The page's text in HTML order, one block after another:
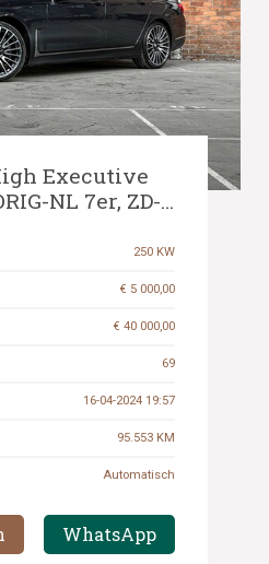
Executive
NL 7er, ZD-
250 KW
€ 5 000,00
€ 40 000,00
69
16-04-2024 19:57
95.553 KM
Automatisch
WhatsApp